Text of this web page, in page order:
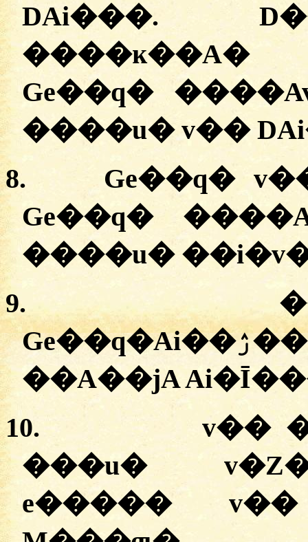
DAi���.
Ge��q�
����u� v��
8.
Ge��q�
Ge��q�
����u�
9.
Ge��q�Ai��ۯ�� Rg�� Ge��q�
��A��jA
10.
v��
���u�
e�����